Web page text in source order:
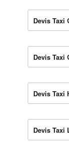
Devis Taxi
Devis Taxi
Devis Taxi
Devis Taxi